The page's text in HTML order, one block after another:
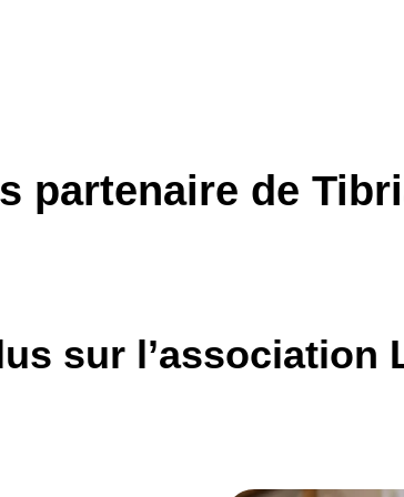
partenaire de
sur l’association